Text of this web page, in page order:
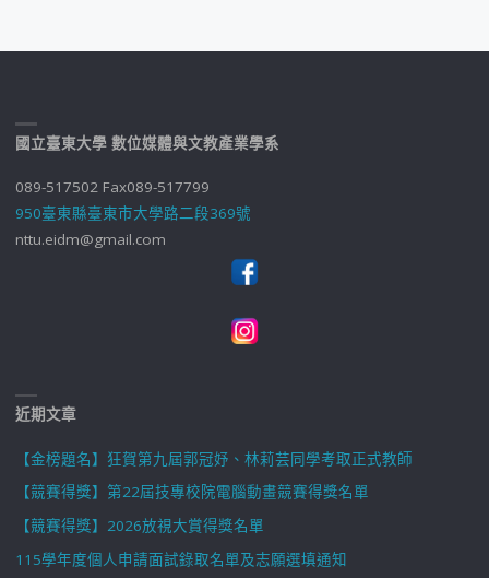
國立臺東大學 數位媒體與文教產業學系
089-517502 Fax089-517799
950臺東縣臺東市大學路二段369號
nttu.eidm@gmail.com
近期文章
【金榜題名】狂賀第九屆郭冠妤、林莉芸同學考取正式教師
【競賽得獎】第22屆技專校院電腦動畫競賽得獎名單
【競賽得獎】2026放視大賞得獎名單
115學年度個人申請面試錄取名單及志願選填通知